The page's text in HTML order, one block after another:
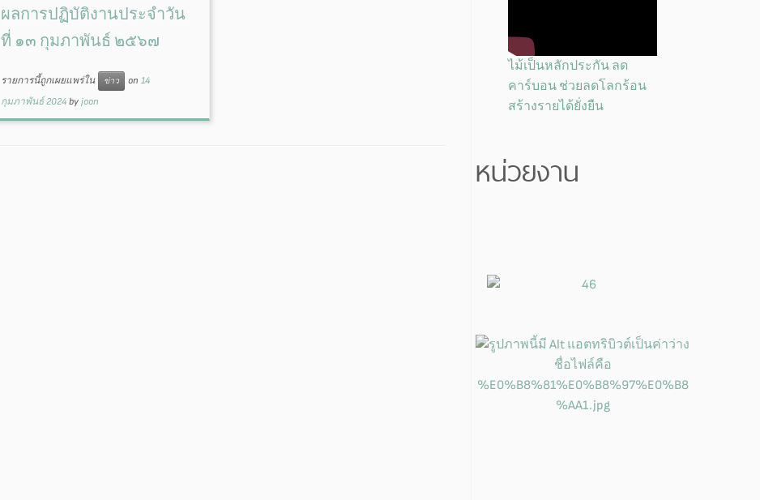
ผลการปฏิบัติงานประจำวัน
ที่ ๑๓ กุมภาพันธ์ ๒๕๖๗
รายการนี้ถูกเผยแพร่ใน ข่าว on14
กุมภาพันธ์ 2024 byjoon
ไม้เป็นหลักประกัน ลด
คาร์บอน ช่วยลดโลกร้อน
สร้างรายได้ยั่งยืน
หน่วยงาน